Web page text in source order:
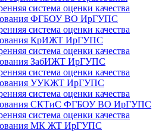
система оценки качества
ФГБОУ ВО ИрГУПС
система оценки качества
КрИЖТ ИрГУПС
система оценки качества
ЗабИЖТ ИрГУПС
система оценки качества
УУКЖТ ИрГУПС
система оценки качества
СКТиС ФГБОУ ВО ИрГУПС
система оценки качества
МК ЖТ ИрГУПС